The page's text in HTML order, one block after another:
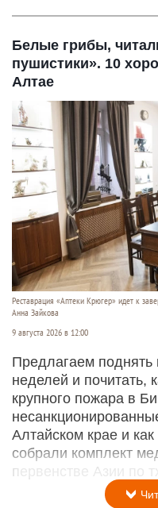
Белые грибы,
пушистики». 10
Алтае
Реставрация «Аптеки Крюгер» идет к
Анна Зайкова
9 августа 2026 в 12:00
Предлагаем поднять
неделей и почитать,
крупного пожара в
Алтайском крае и
собрали комплект
первенстве Азии по